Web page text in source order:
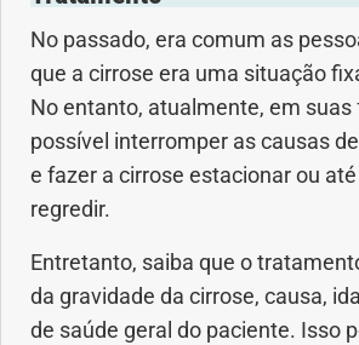
No passado, era comum as
que a cirrose era uma situação
No entanto, atualmente, em suas
possível interromper as causas
e fazer a cirrose estacionar ou
regredir.
Entretanto, saiba que o
da gravidade da cirrose, causa,
de saúde geral do paciente. Isso